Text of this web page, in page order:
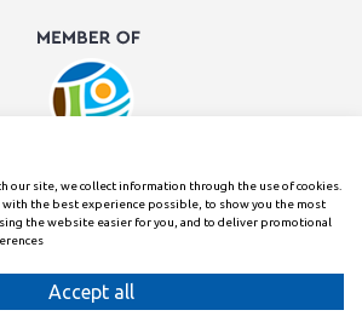
Itaca
our site, we collect information through the use of cookies.
with the best experience possible, to show you the most
the website easier for you, and to deliver promotional